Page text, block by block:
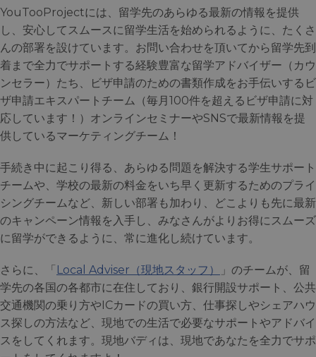
YouTooProjectには、留学先のあらゆる最新の情報を提供
し、安心してスムースに留学生活を始められるように、たくさ
んの部署を設けています。お問い合わせを頂いてから留学先到
着まで全力でサポートする経験豊富な留学アドバイザー（カウ
ンセラー）たち、ビザ申請のための書類作成をお手伝いするビ
ザ申請エキスパートチーム（毎月100件を超えるビザ申請に対
応しています！）オンラインセミナーやSNSで最新情報を提
供しているマーケティングチーム！
手続き中に起こり得る、あらゆる問題を解決する学生サポート
チームや、学校の最新の料金をいち早く更新するためのプライ
シングチームなど、新しい部署も加わり、どこよりも先に最新
のキャンペーン情報を入手し、みなさんがよりお得にスムーズ
に留学ができるように、常に進化し続けています。
さらに、「 Local Adviser（現地スタッフ）
」のチームが、留
学先の各国の各都市に在住しており、銀行開設サポート、公共
交通機関の乗り方やICカードの買い方、仕事探しやシェアハウ
ス探しの方法など、現地での生活で必要なサポートやアドバイ
スをしてくれます。現地バディは、現地であなたを全力でサポ